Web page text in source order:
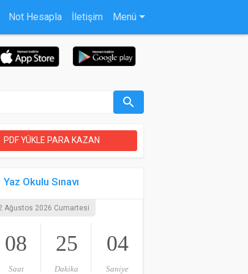
Not Hesapla İletişim Menü
search
YÜKLE PARA KAZAN
Yaz Okulu Sınavı
Ağustos 2026 Cumartesi
08
Saat
25
Dakika
03
Saniye